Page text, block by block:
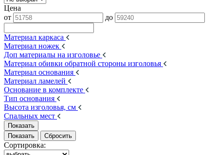
Цена
от
до
Материал каркаса
Материал ножек
Доп материалы на изголовье
Материал обивки обратной стороны изголовья
Материал основания
Материал ламелей
Основание в комплекте
Тип основания
Высота изголовья, см
Спальных мест
Сортировка: